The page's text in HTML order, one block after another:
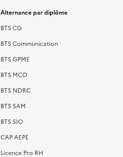
Alternance par diplôme
BTS CG
BTS Communication
BTS GPME
BTS MCO
BTS NDRC
BTS SAM
BTS SIO
CAP AEPE
Licence Pro RH